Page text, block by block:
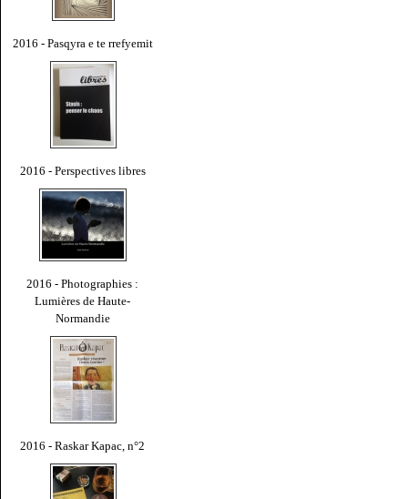
2016 - Pasqyra e te rrefyemit
2016 - Perspectives libres
2016 - Photographies :
Lumières de Haute-
Normandie
2016 - Raskar Kapac, n°2